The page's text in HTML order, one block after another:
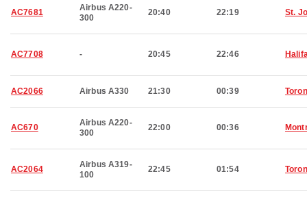
AC7681
Airbus A220-
300
20:40 22:19 St.
AC7708 - 20:45 22:46
AC2066 Airbus A330 21:30 00:39
AC670
Airbus A220-
300
22:00 00:36
AC2064
Airbus A319-
100
22:45 01:54